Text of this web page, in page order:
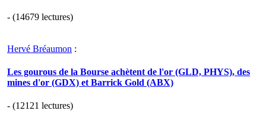
- (14679 lectures)
Hervé Bréaumon :
Les gourous de la Bourse achètent de l'or (GLD, PHYS), des
mines d'or (GDX) et Barrick Gold (ABX)
- (12121 lectures)